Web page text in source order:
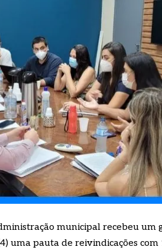
municipal recebeu um
uma pauta de reivindicações com